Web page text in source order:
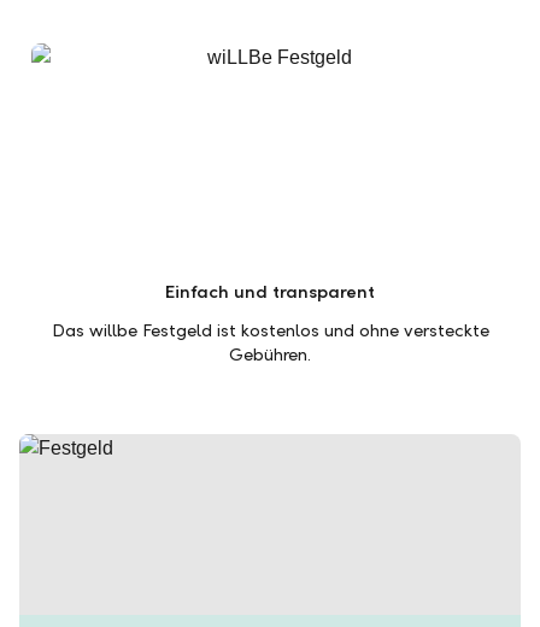
Einfach und transparent
Das willbe Festgeld ist kostenlos und ohne versteckte
Gebühren.